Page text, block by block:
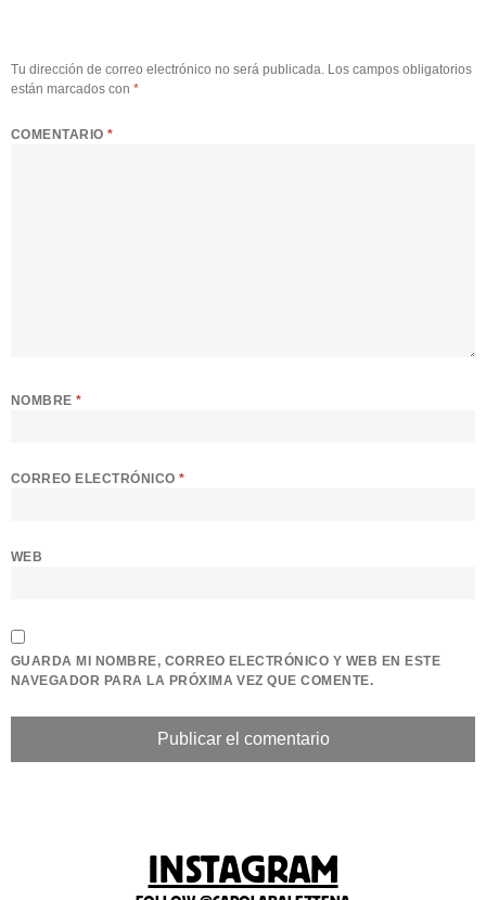
Tu dirección de correo electrónico no será publicada. Los campos obligatorios
están marcados con *
COMENTARIO*
NOMBRE*
CORREO ELECTRÓNICO*
WEB
GUARDA MI NOMBRE, CORREO ELECTRÓNICO Y WEB EN ESTE
NAVEGADOR PARA LA PRÓXIMA VEZ QUE COMENTE.
INSTAGRAM